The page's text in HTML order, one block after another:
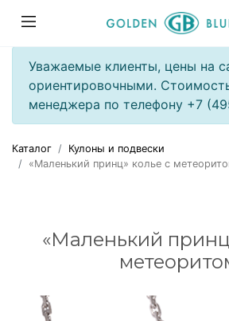
Уважаемые клиенты, цены на
ориентировочными.
менеджера по телефону +7
Каталог
Кулоны и подвески
«Маленький принц» колье с
«Маленький